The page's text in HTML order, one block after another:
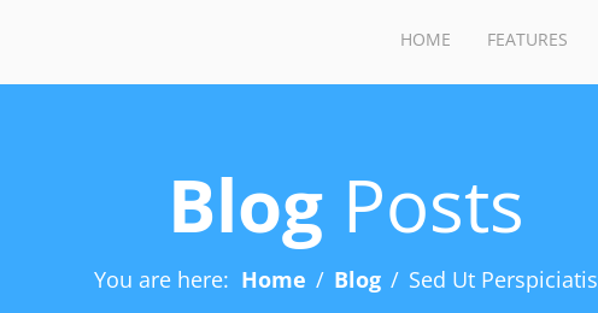
HOME FEATURES
Blog Posts
You are here: Home Blog Sed Ut Perspiciatis